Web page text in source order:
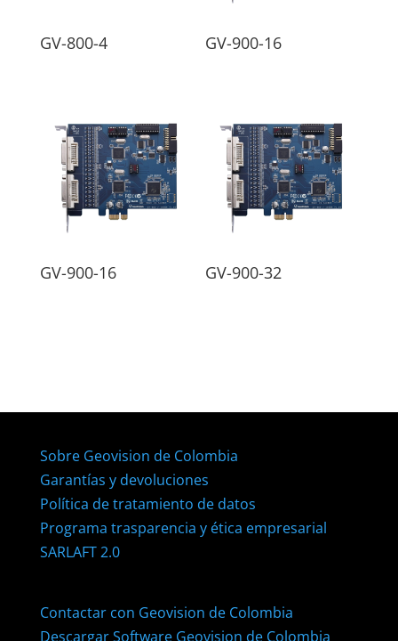
GV-800-4 GV-900-16
GV-900-16 GV-900-32
Sobre Geovision de Colombia
Garantías y devoluciones
Política de tratamiento de datos
Programa trasparencia y ética empresarial
SARLAFT 2.0
Contactar con Geovision de Colombia
Descargar Software Geovision de Colombia